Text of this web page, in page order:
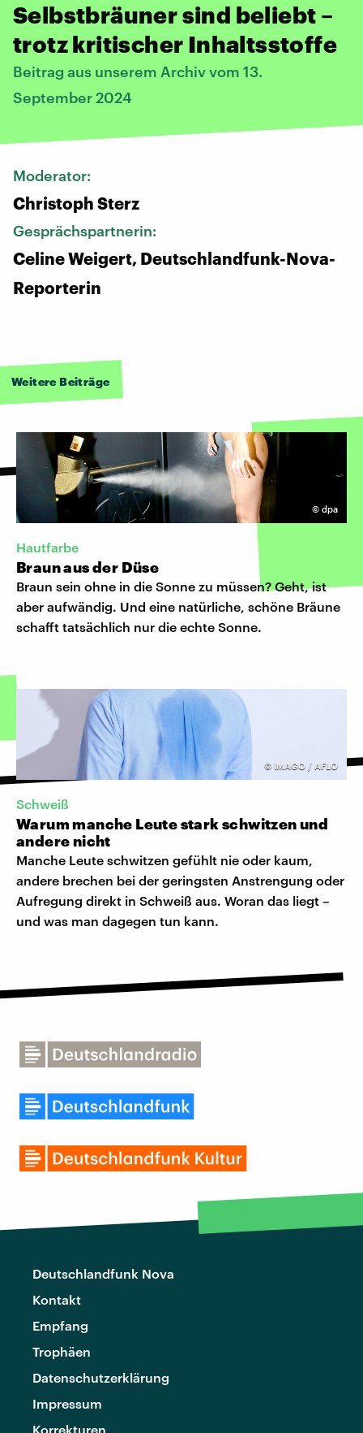
Selbstbräuner sind beliebt –
trotz kritischer Inhaltsstoffe
Beitrag aus unserem Archiv vom 13.
September 2024
Moderator:
Christoph Sterz
Gesprächspartnerin:
Celine Weigert, Deutschlandfunk-Nova-
Reporterin
Weitere Beiträge
© dpa
Hautfarbe
Braun aus der Düse
Braun sein ohne in die Sonne zu müssen? Geht, ist
aber aufwändig. Und eine natürliche, schöne Bräune
schafft tatsächlich nur die echte Sonne.
© IMAGO / AFLO
Schweiß
Warum manche Leute stark schwitzen und
andere nicht
Manche Leute schwitzen gefühlt nie oder kaum,
andere brechen bei der geringsten Anstrengung oder
Aufregung direkt in Schweiß aus. Woran das liegt –
und was man dagegen tun kann.
Deutschlandfunk Nova
Kontakt
Empfang
Trophäen
Datenschutzerklärung
Impressum
Korrekturen